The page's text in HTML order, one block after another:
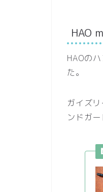
HAO
HAOの
た。
ガイズ
ンドガ